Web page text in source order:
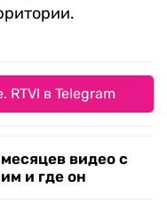
в Telegram
видео с
и где он